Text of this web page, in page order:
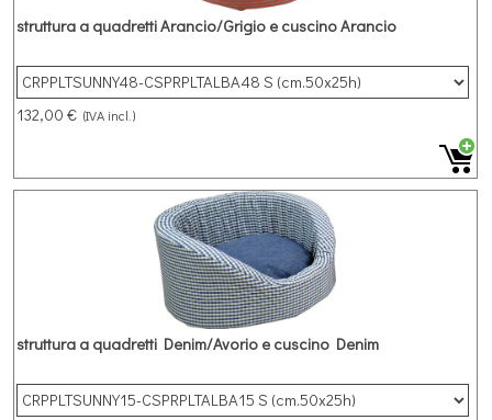
struttura a quadretti Arancio/Grigio e cuscino Arancio
132,00 € (IVA incl.)
struttura a quadretti Denim/Avorio e cuscino Denim